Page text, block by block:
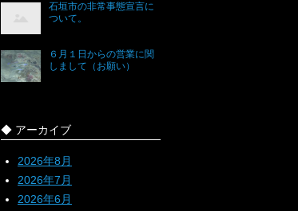
石垣市の非常事態宣言に
ついて。
６月１日からの営業に関
しまして（お願い）
◆ アーカイブ
2026年8月
2026年7月
2026年6月